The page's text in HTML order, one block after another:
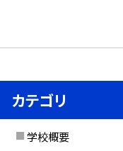
カテゴリ
学校概要